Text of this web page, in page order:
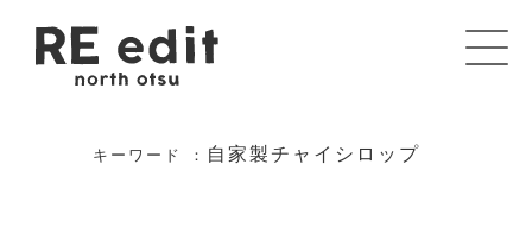
キーワード ： 自家製チャイシロップ